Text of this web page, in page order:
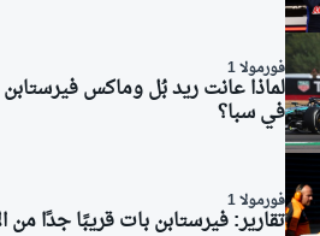
فورمولا 1
لماذا عانت ريد بُل وماكس
في سبا؟
فورمولا 1
تقارير: فيرستابن بات قريبًا جدًا من